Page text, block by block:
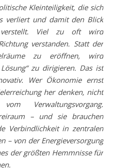
Kleinteiligkeit, die sich
verliert und damit den Blick
verstellt. Viel zu oft wird
verstanden. Statt der
zu eröffnen, wird
zu dirigieren. Das ist
Wer Ökonomie ernst
her denken, nicht
Verwaltungsvorgang.
– und sie brauchen
Verbindlichkeit in zentralen
– von der Energieversorgung
der größten Hemmnisse für